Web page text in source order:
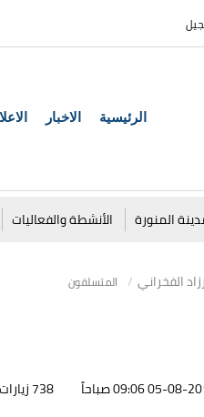
الرئيسية الاخبار
المنورة الأنشطة والفعاليات
الفخراني المتسلقون
2018 09:06 صباحاً 738 زيارات